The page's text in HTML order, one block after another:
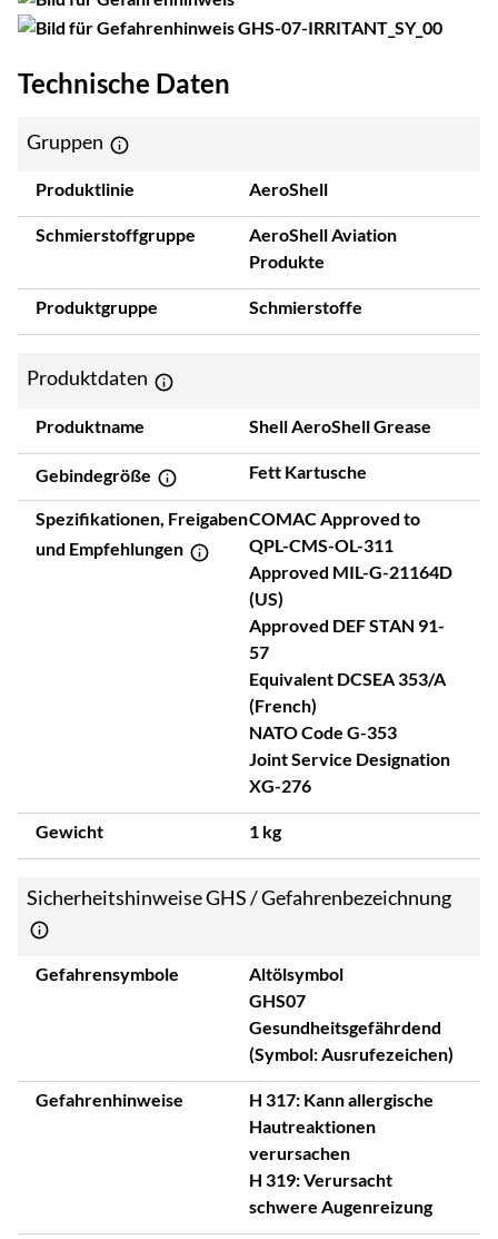
Technische Daten
Gruppen
Produktlinie AeroShell
Schmierstoffgruppe
AeroShell Aviation
Produkte
Produktgruppe Schmierstoffe
Produktdaten
Produktname Shell AeroShell Grease
Gebindegröße Fett Kartusche
Spezifikationen, Freigaben
und Empfehlungen
COMAC Approved to
QPL-CMS-OL-311
Approved MIL-G-21164D
(US)
Approved DEF STAN 91-
57
Equivalent DCSEA 353/A
(French)
NATO Code G-353
Joint Service Designation
XG-276
Gewicht 1 kg
Sicherheitshinweise GHS / Gefahrenbezeichnung
Gefahrensymbole
Altölsymbol
GHS07
Gesundheitsgefährdend
(Symbol: Ausrufezeichen)
Gefahrenhinweise
H 317: Kann allergische
Hautreaktionen
verursachen
H 319: Verursacht
schwere Augenreizung